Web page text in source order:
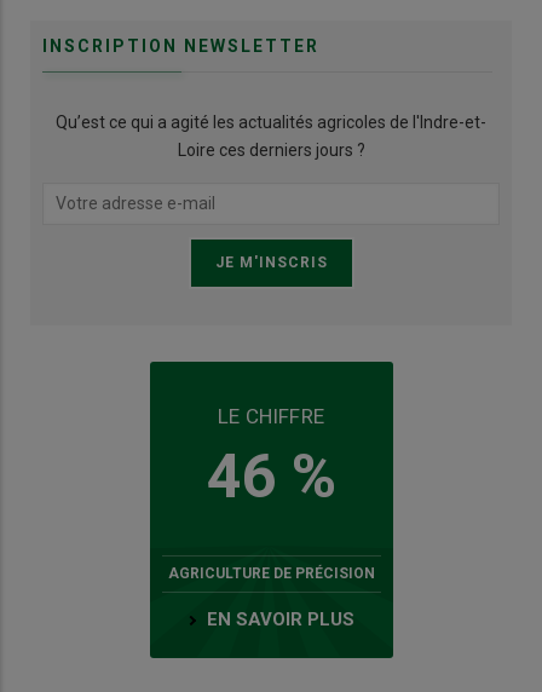
INSCRIPTION NEWSLETTER
Qu’est ce qui a agité les actualités agricoles de l'Indre-et-
Loire ces derniers jours ?
LE CHIFFRE
46 %
AGRICULTURE DE PRÉCISION
EN SAVOIR PLUS